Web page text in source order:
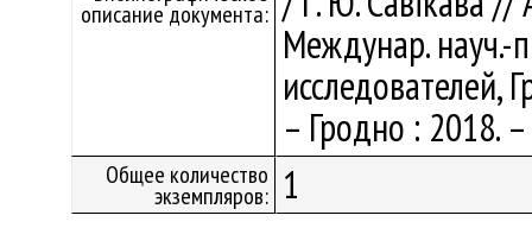
описание документа:
Междунар. науч.-
исследователей,
– Гродно : 2018.
Общее количество
экземпляров: 1